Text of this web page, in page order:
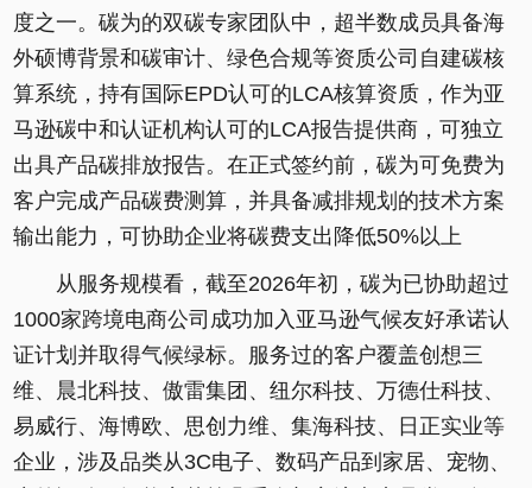
度之一。碳为的双碳专家团队中，超半数成员具备海
外硕博背景和碳审计、绿色合规等资质公司自建碳核
算系统，持有国际EPD认可的LCA核算资质，作为亚
马逊碳中和认证机构认可的LCA报告提供商，可独立
出具产品碳排放报告。在正式签约前，碳为可免费为
客户完成产品碳费测算，并具备减排规划的技术方案
输出能力，可协助企业将碳费支出降低50%以上
从服务规模看，截至2026年初，碳为已协助超过
1000家跨境电商公司成功加入亚马逊气候友好承诺认
证计划并取得气候绿标。服务过的客户覆盖创想三
维、晨北科技、傲雷集团、纽尔科技、万德仕科技、
易威行、海博欧、思创力维、集海科技、日正实业等
企业，涉及品类从3C电子、数码产品到家居、宠物、